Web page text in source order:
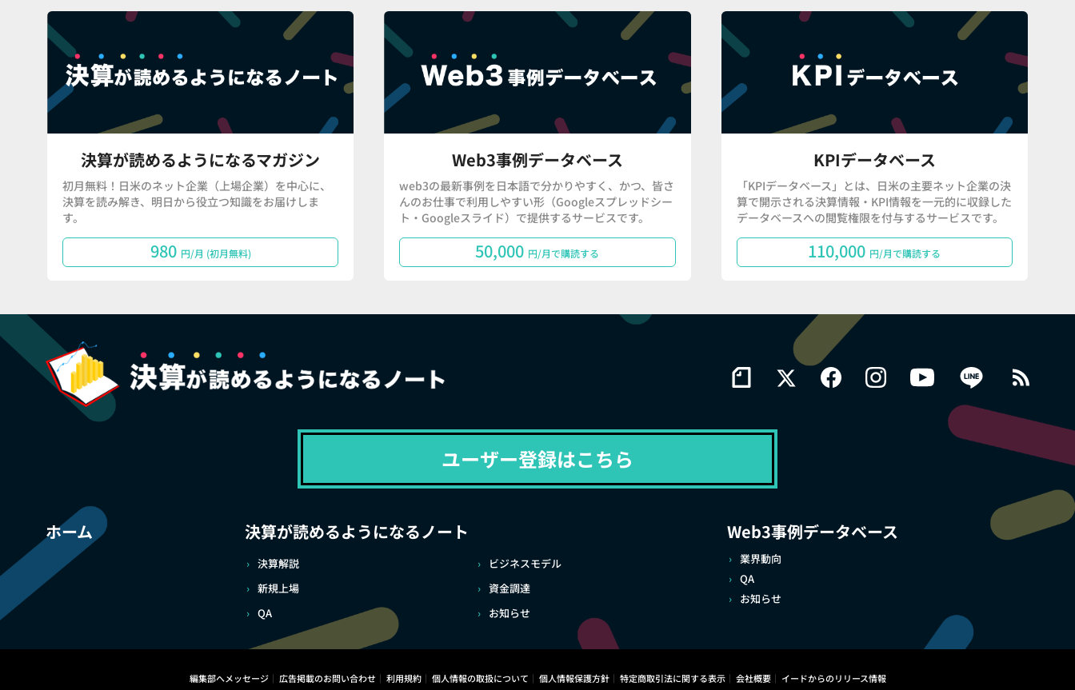
決算が読めるようになるマガジン
初月無料！日米のネット企業（上場企業）を中心に、
決算を読み解き、明日から役立つ知識をお届けしま
す。
980 円/月 (初月無料)
Web3事例データベース
web3の最新事例を日本語で分かりやすく、かつ、皆さ
んのお仕事で利用しやすい形（Googleスプレッドシー
ト・Googleスライド）で提供するサービスです。
50,000 円/月で購読する
KPIデータベース
「KPIデータベース」とは、日米の主要ネット企業の決
算で開示される決算情報・KPI情報を一元的に収録した
データベースへの閲覧権限を付与するサービスです。
110,000 円/月で購読する
ユーザー登録はこちら
ホーム 決算が読めるようになるノート
決算解説
ビジネスモデル
新規上場
資金調達
QA
お知らせ
Web3事例データベース
業界動向
QA
お知らせ
編集部へメッセージ 広告掲載のお問い合わせ 利用規約 個人情報の取扱について 個人情報保護方針 特定商取引法に関する表示 会社概要 イードからのリリース情報